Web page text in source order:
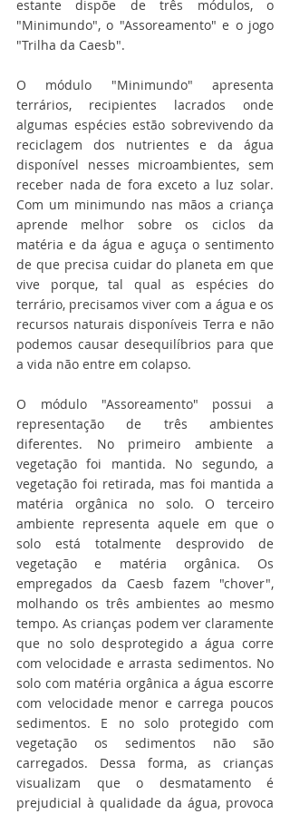
estante dispõe de três módulos, o
"Minimundo", o "Assoreamento" e o jogo
"Trilha da Caesb".
O módulo "Minimundo" apresenta
terrários, recipientes lacrados onde
algumas espécies estão sobrevivendo da
reciclagem dos nutrientes e da água
disponível nesses microambientes, sem
receber nada de fora exceto a luz solar.
Com um minimundo nas mãos a criança
aprende melhor sobre os ciclos da
matéria e da água e aguça o sentimento
de que precisa cuidar do planeta em que
vive porque, tal qual as espécies do
terrário, precisamos viver com a água e os
recursos naturais disponíveis Terra e não
podemos causar desequilíbrios para que
a vida não entre em colapso.
O módulo "Assoreamento" possui a
representação de três ambientes
diferentes. No primeiro ambiente a
vegetação foi mantida. No segundo, a
vegetação foi retirada, mas foi mantida a
matéria orgânica no solo. O terceiro
ambiente representa aquele em que o
solo está totalmente desprovido de
vegetação e matéria orgânica. Os
empregados da Caesb fazem "chover",
molhando os três ambientes ao mesmo
tempo. As crianças podem ver claramente
que no solo desprotegido a água corre
com velocidade e arrasta sedimentos. No
solo com matéria orgânica a água escorre
com velocidade menor e carrega poucos
sedimentos. E no solo protegido com
vegetação os sedimentos não são
carregados. Dessa forma, as crianças
visualizam que o desmatamento é
prejudicial à qualidade da água, provoca